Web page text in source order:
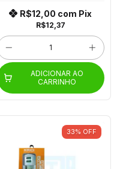
R$12,37
R$12,00 com Pix
ADICIONAR AO
CARRINHO
33% OFF